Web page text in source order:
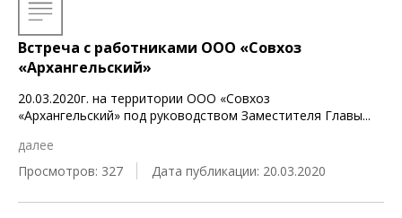
Встреча с работниками ООО «Совхоз
«Архангельский»
20.03.2020г. на территории ООО «Совхоз
«Архангельский» под руководством Заместителя Главы...
далее
Просмотров: 327
Дата публикации: 20.03.2020